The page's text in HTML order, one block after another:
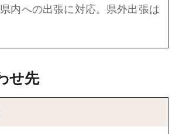
内への出張に対応。県外出張は
せ先